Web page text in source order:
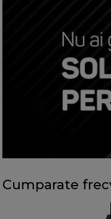
Cumparate